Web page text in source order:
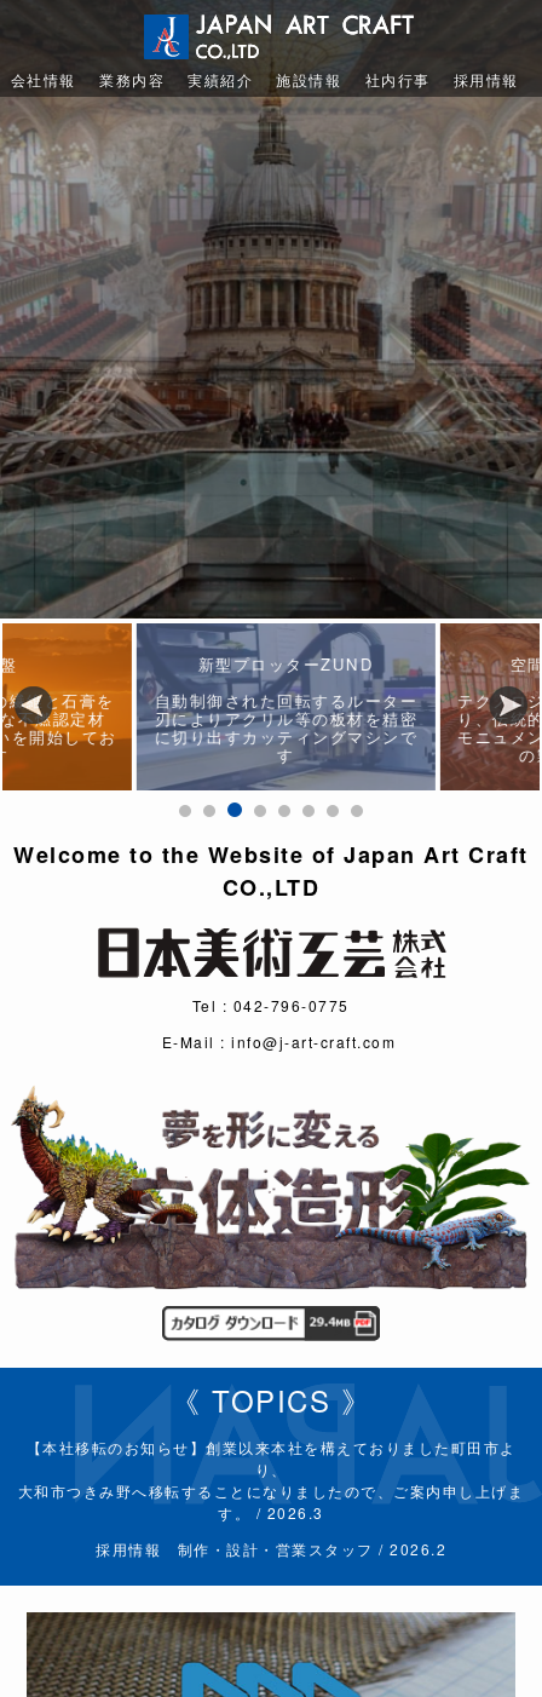
会社情報 業務内容 実績紹介 施設情報 社内行事 採用情報
維と石膏を
燃認定材
開始してお
新型プロッターZUND
自動制御された回転するルーター
刃によりアクリル等の板材を精密
に切り出すカッティングマシンで
す
空間
テクノロジ
り、伝統的
モニュメ
の
Welcome to the Website of Japan Art Craft
CO.,LTD
Tel : 042-796-0775
E-Mail : info@j-art-craft.com
《 TOPICS 》
【本社移転のお知らせ】創業以来本社を構えておりました町田市よ
り、
大和市つきみ野へ移転することになりましたので、ご案内申し上げま
す。 / 2026.3
採用情報 制作・設計・営業スタッフ / 2026.2